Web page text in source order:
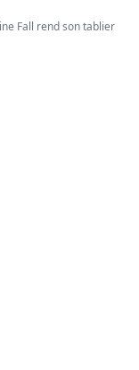
Fall rend son tablier